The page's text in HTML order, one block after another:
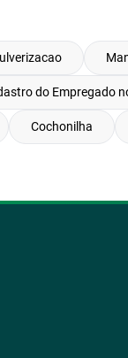
do Empregado
Cochonilha